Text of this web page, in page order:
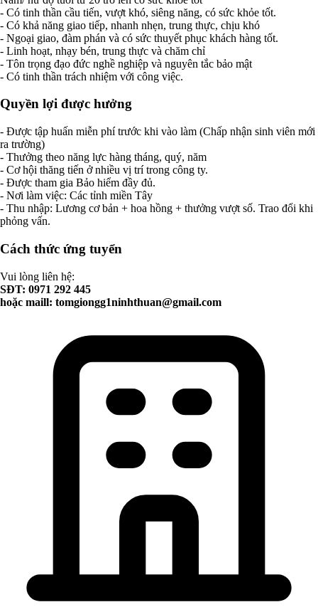
- Có tinh thần cầu tiến, vượt khó, siêng năng, có sức khỏe tốt.
- Có khả năng giao tiếp, nhanh nhẹn, trung thực, chịu khó
- Ngoại giao, đàm phán và có sức thuyết phục khách hàng tốt.
- Linh hoạt, nhạy bén, trung thực và chăm chỉ
- Tôn trọng đạo đức nghề nghiệp và nguyên tắc bảo mật
- Có tinh thần trách nhiệm với công việc.
Quyền lợi được hưởng
- Được tập huấn miễn phí trước khi vào làm (Chấp nhận sinh viên mới
ra trường)
- Thưởng theo năng lực hàng tháng, quý, năm
- Cơ hội thăng tiến ở nhiều vị trí trong công ty.
- Được tham gia Bảo hiểm đầy đủ.
- Nơi làm việc: Các tỉnh miền Tây
- Thu nhập: Lương cơ bản + hoa hồng + thưởng vượt số. Trao đổi khi
phỏng vấn.
Cách thức ứng tuyển
Vui lòng liên hệ:
SĐT: 0971 292 445
hoặc maill: tomgiongg1ninhthuan@gmail.com